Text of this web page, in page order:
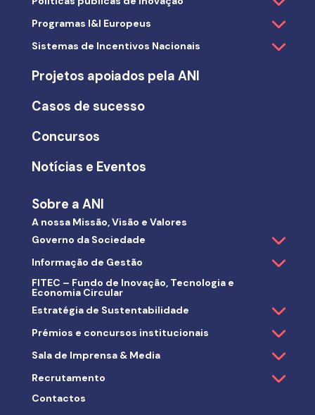
Programas I&I Europeus
Sistemas de Incentivos Nacionais
Projetos apoiados pela ANI
Casos de sucesso
Concursos
Notícias e Eventos
Sobre a ANI
A nossa Missão, Visão e Valores
Governo da Sociedade
Informação de Gestão
FITEC – Fundo de Inovação, Tecnologia e
Economia Circular
Estratégia de Sustentabilidade
Prémios e concursos institucionais
Sala de Imprensa & Media
Recrutamento
Contactos